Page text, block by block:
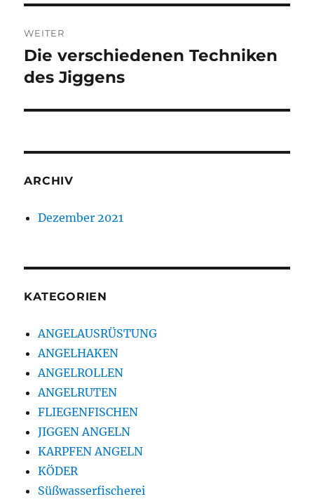
WEITER
Nächster
Beitrag:
Die verschiedenen Techniken
des Jiggens
ARCHIV
Dezember 2021
KATEGORIEN
ANGELAUSRÜSTUNG
ANGELHAKEN
ANGELROLLEN
ANGELRUTEN
FLIEGENFISCHEN
JIGGEN ANGELN
KARPFEN ANGELN
KÖDER
Süßwasserfischerei